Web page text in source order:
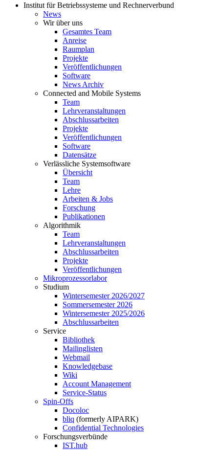
Institut für Betriebssysteme und Rechnerverbund
News
Wir über uns
Gesamtes Team
Anreise
Raumplan
Projekte
Veröffentlichungen
Software
News Archiv
Connected and Mobile Systems
Team
Lehrveranstaltungen
Abschlussarbeiten
Projekte
Veröffentlichungen
Software
Datensätze
Verlässliche Systemsoftware
Übersicht
Team
Lehre
Arbeiten & Jobs
Forschung
Publikationen
Algorithmik
Team
Lehrveranstaltungen
Abschlussarbeiten
Projekte
Veröffentlichungen
Mikroprozessorlabor
Studium
Wintersemester 2026/2027
Sommersemester 2026
Wintersemester 2025/2026
Abschlussarbeiten
Service
Bibliothek
Mailinglisten
Webmail
Knowledgebase
Wiki
Account Management
Service-Status
Spin-Offs
Docoloc
bliq (formerly AIPARK)
Confidential Technologies
Forschungsverbünde
IST.hub